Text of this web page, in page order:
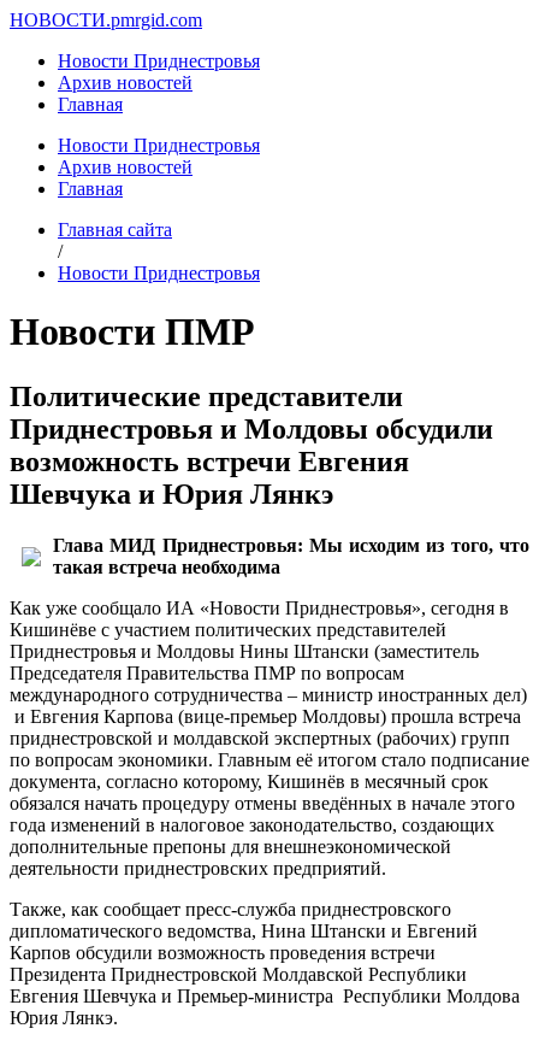
НОВОСТИ.pmrgid.com
Новости Приднестровья
Архив новостей
Главная
Новости Приднестровья
Архив новостей
Главная
Главная сайта
/
Новости Приднестровья
Новости ПМР
Политические представители
Приднестровья и Молдовы обсудили
возможность встречи Евгения
Шевчука и Юрия Лянкэ
Глава МИД Приднестровья: Мы исходим из того, что
такая встреча необходима
Как уже сообщало ИА «Новости Приднестровья», сегодня в
Кишинёве с участием политических представителей
Приднестровья и Молдовы Нины Штански (заместитель
Председателя Правительства ПМР по вопросам
международного сотрудничества – министр иностранных дел)
и Евгения Карпова (вице-премьер Молдовы) прошла встреча
приднестровской и молдавской экспертных (рабочих) групп
по вопросам экономики. Главным её итогом стало подписание
документа, согласно которому, Кишинёв в месячный срок
обязался начать процедуру отмены введённых в начале этого
года изменений в налоговое законодательство, создающих
дополнительные препоны для внешнеэкономической
деятельности приднестровских предприятий.
Также, как сообщает пресс-служба приднестровского
дипломатического ведомства, Нина Штански и Евгений
Карпов обсудили возможность проведения встречи
Президента Приднестровской Молдавской Республики
Евгения Шевчука и Премьер-министра Республики Молдова
Юрия Лянкэ.